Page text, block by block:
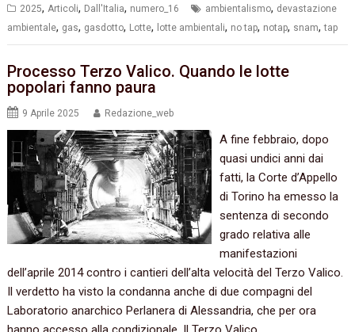
2025,Articoli, Dall'Italia, numero_16 ambientalismo, devastazione
ambientale, gas, gasdotto, Lotte, lotte ambientali, no tap, notap, snam,tap
Processo Terzo Valico. Quando le lotte
popolari fanno paura
9 Aprile 2025 Redazione_web
A fine febbraio, dopo
quasi undici anni dai
fatti, la Corte d’Appello
di Torino ha emesso la
sentenza di secondo
grado relativa alle
manifestazioni
dell’aprile 2014 contro i cantieri dell’alta velocità del Terzo Valico.
Il verdetto ha visto la condanna anche di due compagni del
Laboratorio anarchico Perlanera di Alessandria, che per ora